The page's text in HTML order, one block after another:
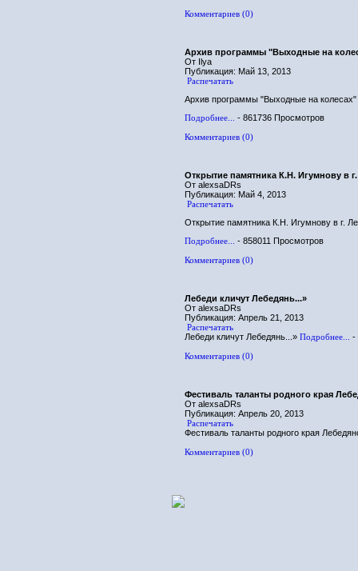
Комментариев (0)
Архив программы "Выходные на
От Ilya
Публикация: Май 13, 2013
Распечатать
Архив программы "Выходные на колесах"
Подробнее...
- 861736 Просмотров
Комментариев (0)
Открытие памятника К.Н. Игумнову в
От alexsaDRs
Публикация: Май 4, 2013
Распечатать
Открытие памятника К.Н. Игумнову в г.
Подробнее...
- 858011 Просмотров
Комментариев (0)
Лебеди кличут Лебедянь...»
От alexsaDRs
Публикация: Апрель 21, 2013
Распечатать
Лебеди кличут Лебедянь...» Подробнее...
-
Комментариев (0)
Фестиваль таланты родного края
От alexsaDRs
Публикация: Апрель 20, 2013
Распечатать
Фестиваль таланты родного края
Комментариев (0)